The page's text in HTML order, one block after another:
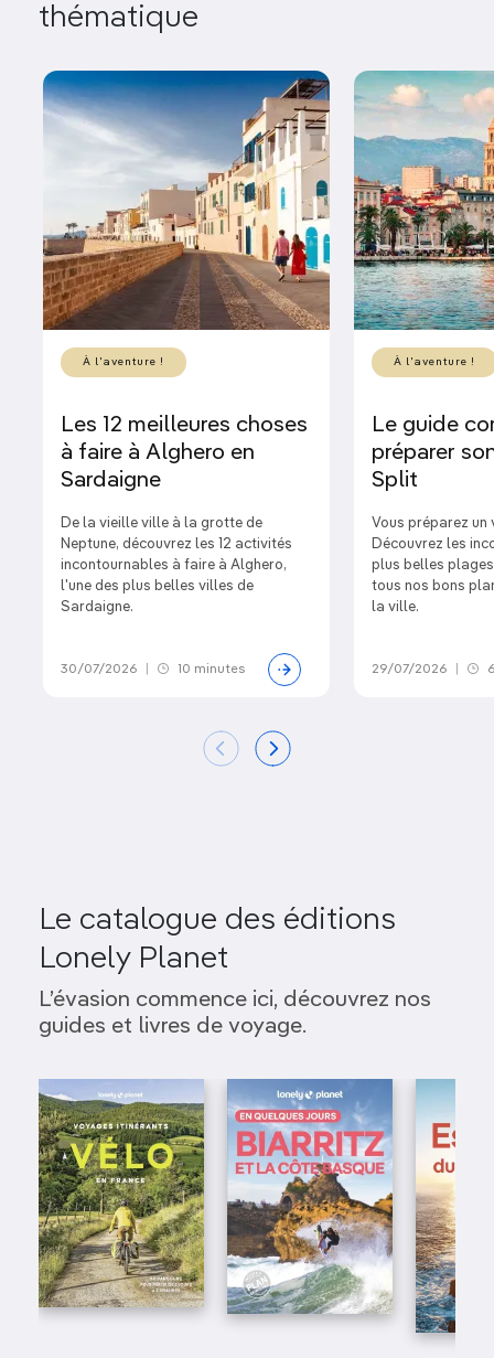
thématique
À l'aventure !
Les 12 meilleures choses
à faire à Alghero en
Sardaigne
De la vieille ville à la grotte de
Neptune, découvrez les 12 activités
incontournables à faire à Alghero,
l'une des plus belles villes de
Sardaigne.
30/07/2026 10 minutes
À l'aventure !
Le guide
préparer
Split
Vous préparez un
Découvrez les
plus belles
tous nos bons
la ville.
29/07/2026
Le catalogue des éditions
Lonely Planet
L’évasion commence ici, découvrez nos
guides et livres de voyage.